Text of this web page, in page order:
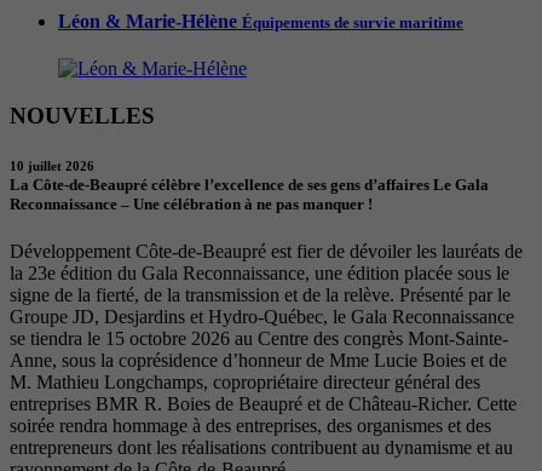
Léon & Marie-Hélène Équipements de survie maritime
NOUVELLES
10 juillet 2026
La Côte-de-Beaupré célèbre l’excellence de ses gens d’affaires Le Gala
Reconnaissance – Une célébration à ne pas manquer !
Développement Côte-de-Beaupré est fier de dévoiler les lauréats de
la 23e édition du Gala Reconnaissance, une édition placée sous le
signe de la fierté, de la transmission et de la relève. Présenté par le
Groupe JD, Desjardins et Hydro-Québec, le Gala Reconnaissance
se tiendra le 15 octobre 2026 au Centre des congrès Mont-Sainte-
Anne, sous la coprésidence d’honneur de Mme Lucie Boies et de
M. Mathieu Longchamps, copropriétaire directeur général des
entreprises BMR R. Boies de Beaupré et de Château-Richer. Cette
soirée rendra hommage à des entreprises, des organismes et des
entrepreneurs dont les réalisations contribuent au dynamisme et au